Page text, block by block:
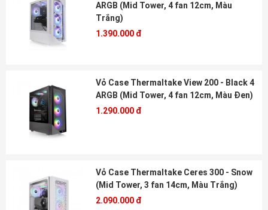
ARGB (Mid Tower, 4 fan 12cm, Màu
Trắng)
1.390.000 đ
Vỏ Case Thermaltake View 200 - Black 4
ARGB (Mid Tower, 4 fan 12cm, Màu Đen)
1.290.000 đ
Vỏ Case Thermaltake Ceres 300 - Snow
(Mid Tower, 3 fan 14cm, Màu Trắng)
2.090.000 đ